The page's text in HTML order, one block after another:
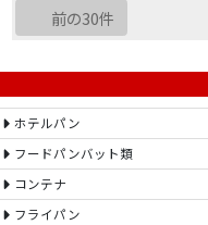
前の30件
ホテルパン
フードパンバット類
コンテナ
フライパン